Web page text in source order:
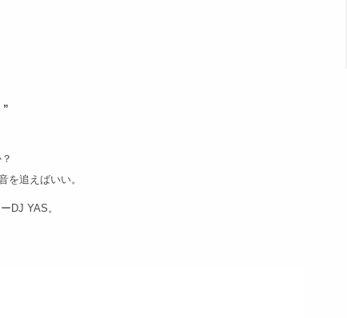
”
を追えばいい。
DJ YAS。